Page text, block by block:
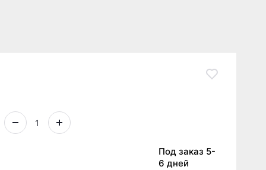
Под заказ 5-
6 дней